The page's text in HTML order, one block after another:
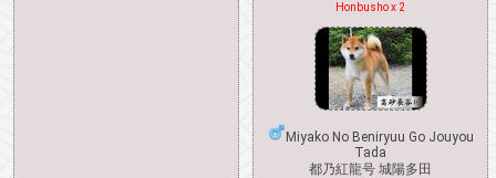
Honbusho x 2
Miyako No Beniryuu Go Jouyou
Tada
都乃紅龍号 城陽多田